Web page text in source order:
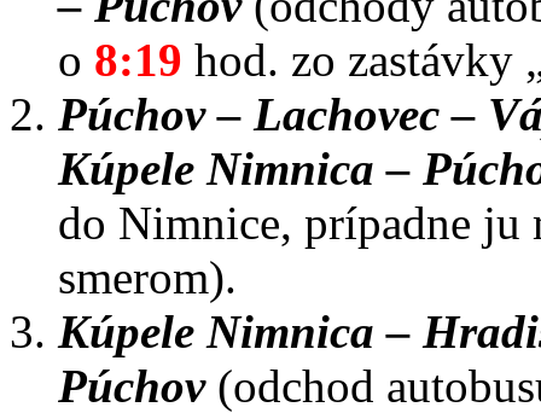
o 8:19 hod. zo zastávky
Púchov – Lachovec –
Kúpele Nimnica –
do Nimnice, prípadne ju
smerom).
Kúpele Nimnica –
Púchov (odchod